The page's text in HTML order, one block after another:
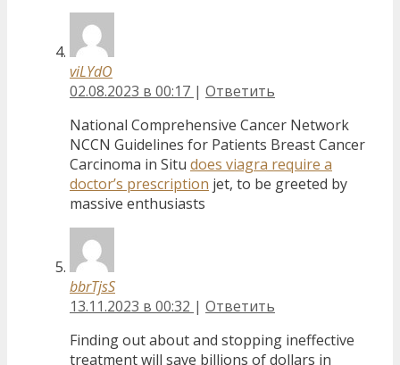
viLYdO
02.08.2023 в 00:17 | Ответить
National Comprehensive Cancer Network
NCCN Guidelines for Patients Breast Cancer
Carcinoma in Situ does viagra require a
doctor’s prescription jet, to be greeted by
massive enthusiasts
bbrTjsS
13.11.2023 в 00:32 | Ответить
Finding out about and stopping ineffective
treatment will save billions of dollars in